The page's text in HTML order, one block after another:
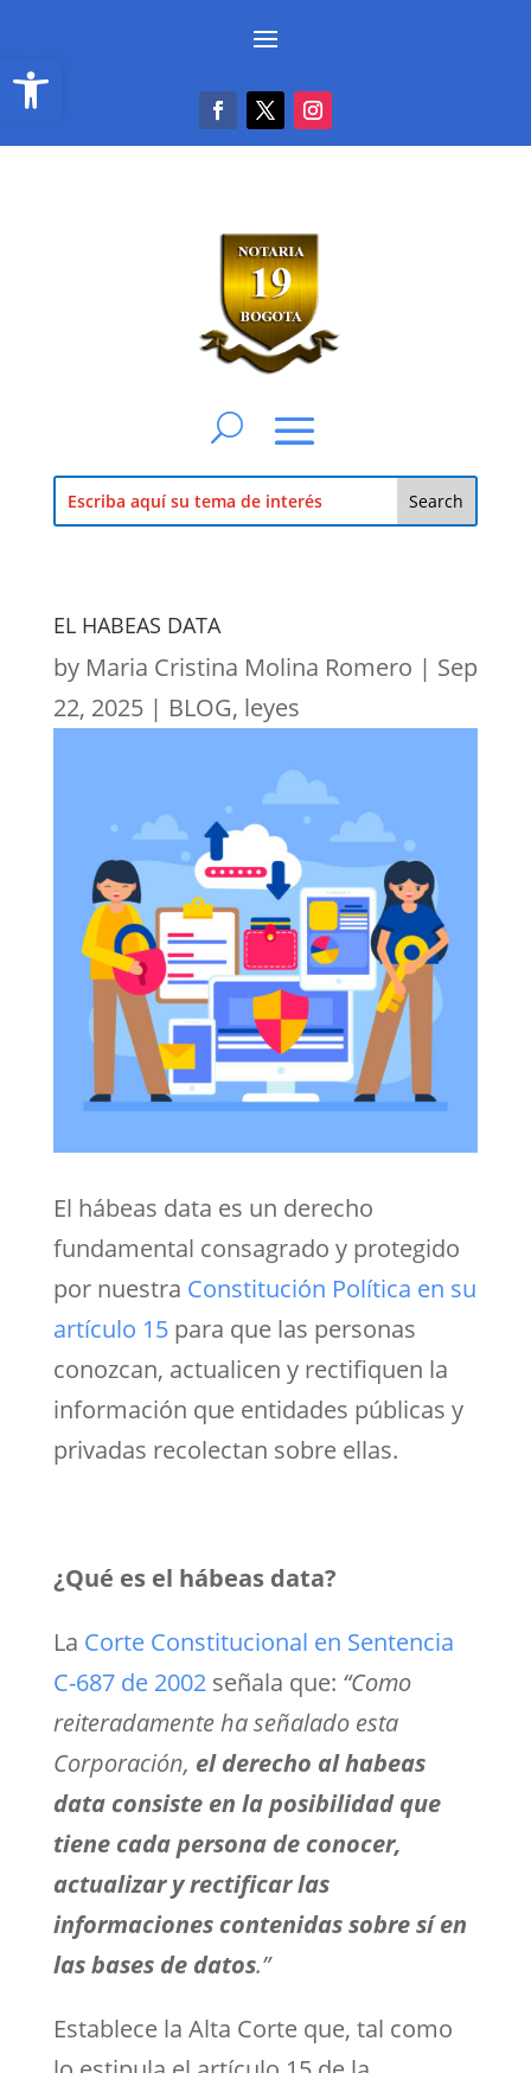
Abrir barra de herramientas
EL HABEAS DATA
by Maria Cristina Molina Romero | Sep
22, 2025| BLOG, leyes
El hábeas data es un derecho
fundamental consagrado y protegido
por nuestra Constitución Política en su
artículo 15para que las personas
conozcan, actualicen y rectifiquen la
información que entidades públicas y
privadas recolectan sobre ellas.
¿Qué es el hábeas data?
La Corte Constitucional en Sentencia
C-687 de 2002señala que: “Como
reiteradamente ha señalado esta
Corporación, el derecho al habeas
data consiste en la posibilidad que
tiene cada persona de conocer,
actualizar y rectificar las
informaciones contenidas sobre sí en
las bases de datos.”
Establece la Alta Corte que, tal como